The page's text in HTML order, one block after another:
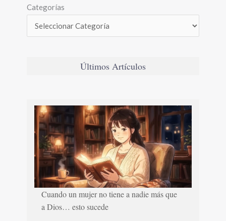
Categorías
Últimos Artículos
Cuando un mujer no tiene a nadie más que
a Dios… esto sucede